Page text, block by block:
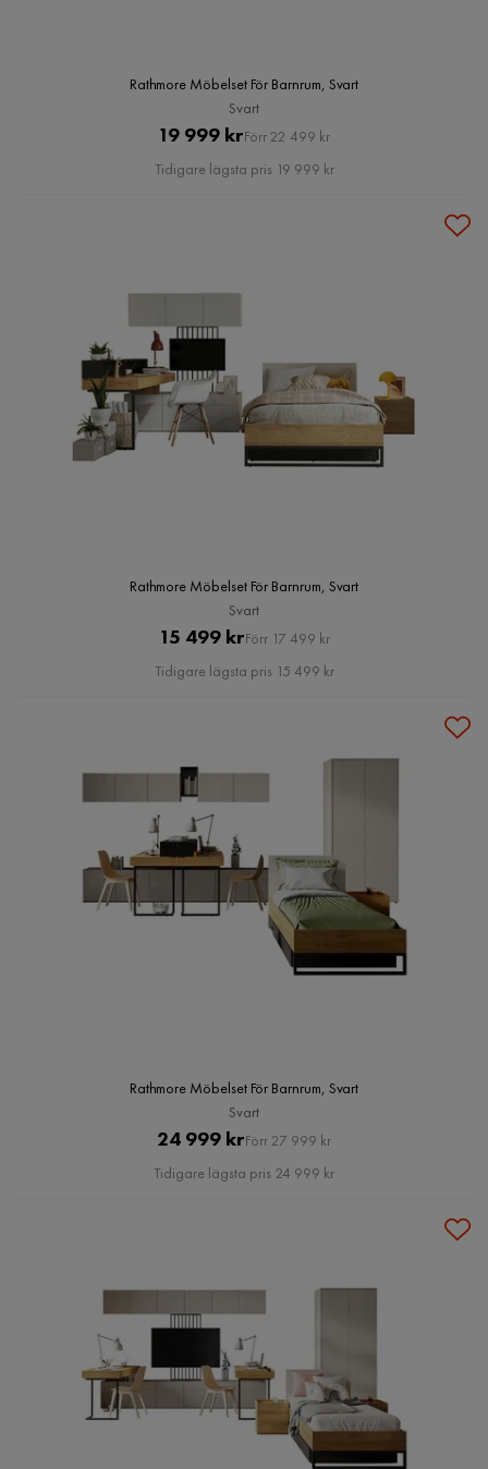
Rathmore Möbelset För Barnrum, Svart
Svart
Pris
19 999 krOriginal
Pris
Förr 22 499 kr
Tidigare lägsta pris 19 999 kr
Rathmore Möbelset För Barnrum, Svart
Svart
Pris
15 499 krOriginal
Pris
Förr 17 499 kr
Tidigare lägsta pris 15 499 kr
Rathmore Möbelset För Barnrum, Svart
Svart
Pris
24 999 krOriginal
Pris
Förr 27 999 kr
Tidigare lägsta pris 24 999 kr